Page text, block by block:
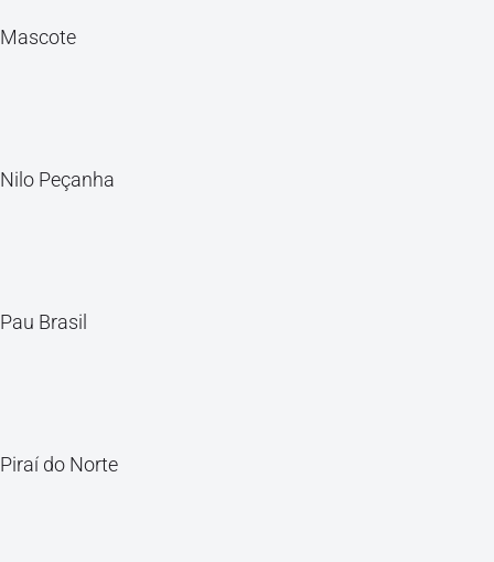
Mascote
Nilo Peçanha
Pau Brasil
Piraí do Norte